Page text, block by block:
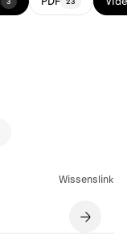
3 23
Wissenslink